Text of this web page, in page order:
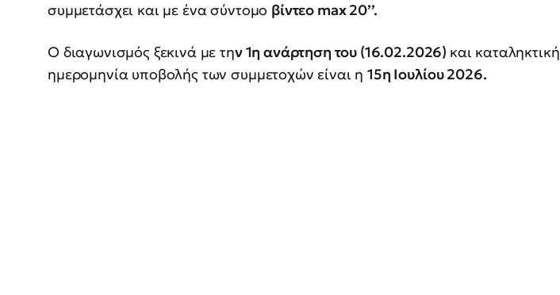
συμμετάσχει και με ένα σύντομο βίντεο max 20’’.
Ο διαγωνισμός ξεκινά με την 1η ανάρτηση του (16.02.2026) και καταληκτική
ημερομηνία υποβολής των συμμετοχών είναι η15η Ιουλίου 2026.